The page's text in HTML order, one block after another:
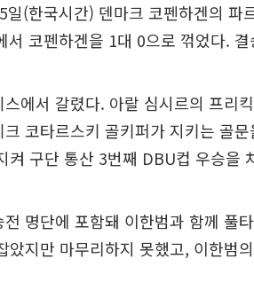
일(한국시간) 덴마크 코펜하겐의
서 코펜하겐을 1대 0으로 꺾었다.
에서 갈렸다. 아랄 심시르의 프리
코타르스키 골키퍼가 지키는 골
켜 구단 통산 3번째 DBU컵 우승을
전 명단에 포함돼 이한범과 함께 풀
았지만 마무리하지 못했고, 이한범